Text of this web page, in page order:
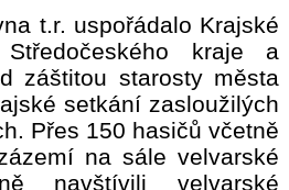
t.r. uspořádalo Krajské
kraje a
záštitou starosty města
setkání zasloužilých
Přes 150 hasičů včetně
na sále velvarské
navštívili velvarské